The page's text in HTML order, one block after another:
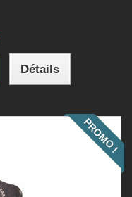
Détails
PROMO !